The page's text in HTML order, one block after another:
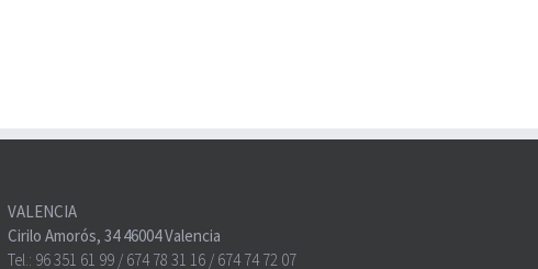
VALENCIA
Cirilo Amorós, 34 46004 Valencia
Tel.: 96 351 61 99 / 674 78 31 16 / 674 74 72 07